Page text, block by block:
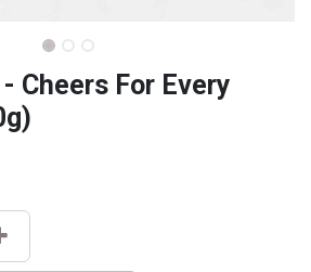
Cheers For Every